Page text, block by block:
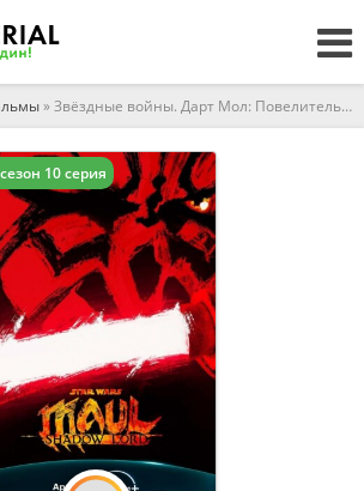
» Звёздные войны. Дарт Мол: Повелитель теней
10 серия